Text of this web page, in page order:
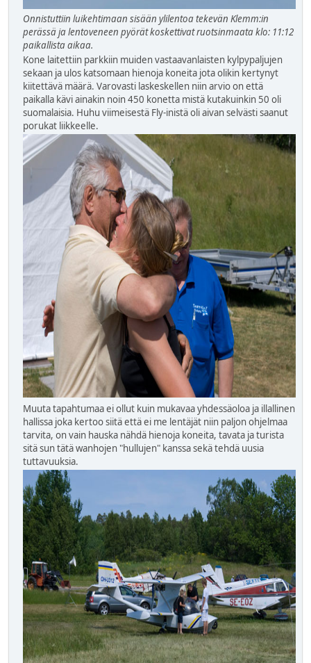
Onnistuttiin luikehtimaan sisään ylilentoa tekevän Klemm:in
perässä ja lentoveneen pyörät koskettivat ruotsinmaata klo: 11:12
paikallista aikaa.
Kone laitettiin parkkiin muiden vastaavanlaisten kylpypaljujen
sekaan ja ulos katsomaan hienoja koneita jota olikin kertynyt
kiitettävä määrä. Varovasti laskeskellen niin arvio on että
paikalla kävi ainakin noin 450 konetta mistä kutakuinkin 50 oli
suomalaisia. Huhu viimeisestä Fly-inistä oli aivan selvästi saanut
porukat liikkeelle.
Muuta tapahtumaa ei ollut kuin mukavaa yhdessäoloa ja illallinen
hallissa joka kertoo siitä että ei me lentäjät niin paljon ohjelmaa
tarvita, on vain hauska nähdä hienoja koneita, tavata ja turista
sitä sun tätä wanhojen "hullujen" kanssa sekä tehdä uusia
tuttavuuksia.